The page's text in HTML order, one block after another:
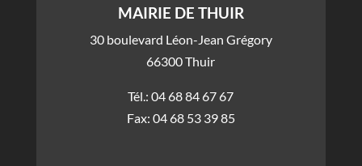
MAIRIE DE THUIR
30 boulevard Léon-Jean Grégory
66300 Thuir
Tél.: 04 68 84 67 67
Fax: 04 68 53 39 85